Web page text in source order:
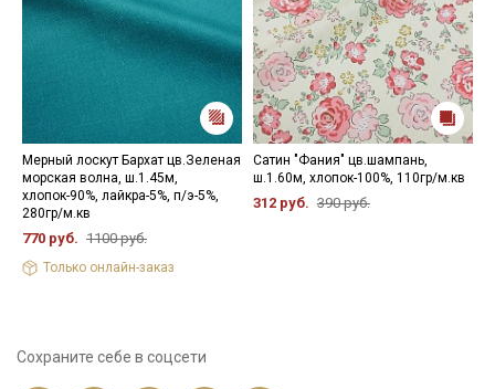
Мерный лоскут Бархат цв.Зеленая
морская волна, ш.1.45м,
хлопок-90%, лайкра-5%, п/э-5%,
280гр/м.кв
770 руб. 1100 руб.
Только онлайн-заказ
Сатин "Фания" цв.шампань,
ш.1.60м, хлопок-100%, 110гр/м.кв
312 руб. 390 руб.
Сохраните себе в соцсети